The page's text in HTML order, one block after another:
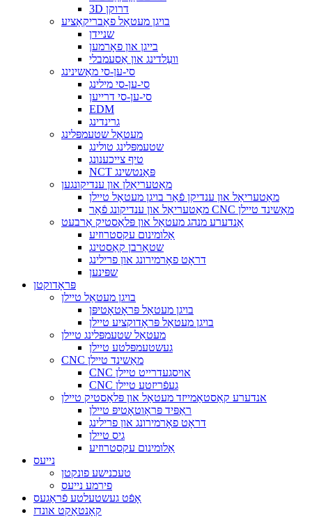
3D דרוקן
בויגן מעטאַל פאַבריקאַציע
שניידן
בייגן און פאָרמען
וועַלדינג און אַסעמבלי
סי-ען-סי מאַשינינג
סי-ען-סי מילינג
סי-ען-סי דרייען
EDM
גרינדינג
מעטאַל שטעמפּלינג
שטעמפּלינג טולינג
טיף צייכענונג
NCT פּאַנטשינג
מאַטעריאַלן און ענדיקונגען
מאַטעריאַל און ענדיקן פֿאַר בויגן מעטאַל טיילן
מאַטעריאַל און ענדיקונג פֿאַר CNC מאַשינד טיילן
אַנדערע מנהג מעטאַל און פּלאַסטיק אַרבעט
אַלומינום עקסטרוזיע
שטאַרבן קאַסטינג
דראָט פאָרמירונג און פרילינג
שפּינען
פּראָדוקטן
בויגן מעטאַל טיילן
בויגן מעטאַל פּראָטאָטיפּן
בויגן מעטאַל פּראָדוקציע טיילן
מעטאַל שטעמפּלינג טיילן
געשטעמפּלטע טיילן
CNC מאַשינד טיילן
CNC אויסגעדרייט טיילן
CNC געפֿריזטע טיילן
אנדערע קאַסטאַמייזד מעטאַל און פּלאַסטיק טיילן
ראַפּיד פּראָוטאָטיפּ טיילן
דראָט פאָרמירונג און פרילינג
גיס טיילן
אַלומינום עקסטרוזיע
נייעס
טעכנישע פונקטן
פירמע נייעס
אָפֿט געשטעלטע פֿראַגעס
קאָנטאַקט אונדז